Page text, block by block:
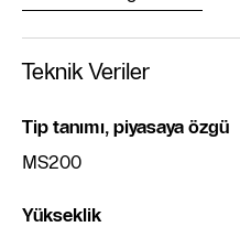
Teknik Veriler
Tip tanımı, piyasaya özgü
MS200
Yükseklik